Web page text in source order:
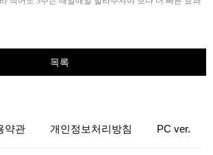
목록
약관 개인정보처리방침 PC ver.